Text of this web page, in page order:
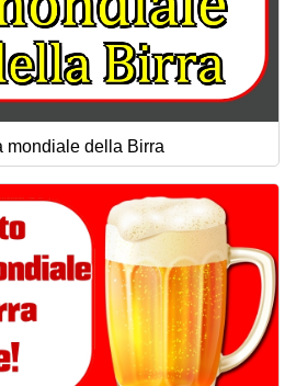
mondiale della Birra